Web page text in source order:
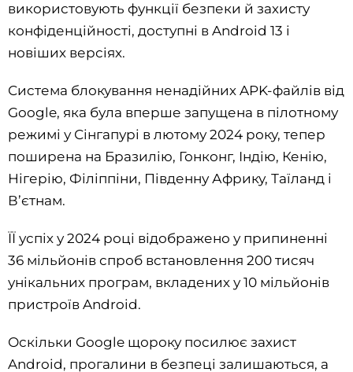
використовують функції безпеки й захисту
конфіденційності, доступні в Android 13 і
новіших версіях.
Система блокування ненадійних APK-файлів від
Google, яка була вперше запущена в пілотному
режимі у Сінгапурі в лютому 2024 року, тепер
поширена на Бразилію, Гонконг, Індію, Кенію,
Нігерію, Філіппіни, Південну Африку, Таїланд і
В’єтнам.
ЇЇ успіх у 2024 році відображено у припиненні
36 мільйонів спроб встановлення 200 тисяч
унікальних програм, вкладених у 10 мільйонів
пристроїв Android.
Оскільки Google щороку посилює захист
Android, прогалини в безпеці залишаються, а